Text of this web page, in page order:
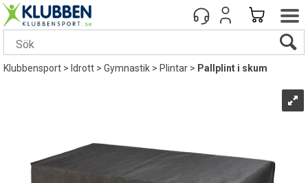
Klubbensport> Idrott>Gymnastik>Plintar> Pallplint i skum